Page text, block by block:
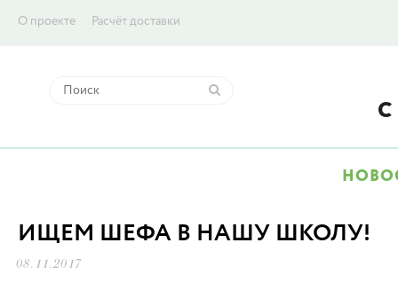
О проекте Расчёт доставки
ИЩЕМ ШЕФА В НАШУ ШКОЛУ!
08.11.2017